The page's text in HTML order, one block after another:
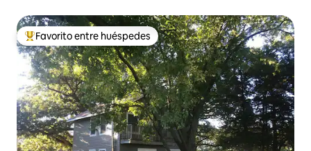
Favorito entre los huéspedes más destacados
Favorito entre huéspedes